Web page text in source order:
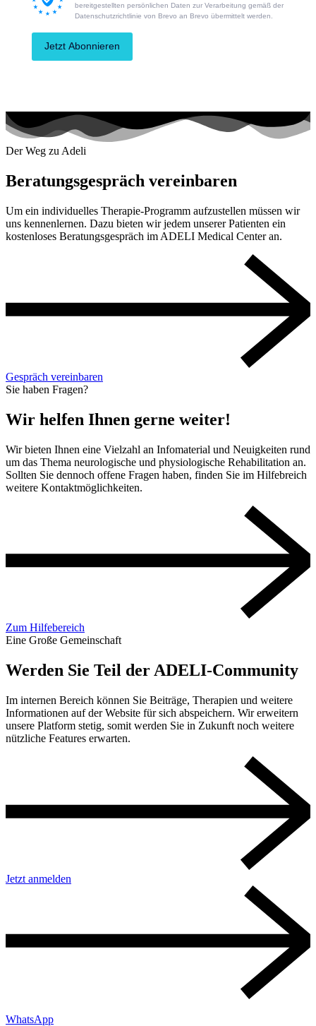
bereitgestellten persönlichen Daten zur Verarbeitung gemäß der
Datenschutzrichtlinie von Brevo an Brevo übermittelt werden.
Jetzt Abonnieren
Der Weg zu Adeli
Beratungsgespräch vereinbaren
Um ein individuelles Therapie-Programm aufzustellen müssen wir
uns kennenlernen. Dazu bieten wir jedem unserer Patienten ein
kostenloses Beratungsgespräch im ADELI Medical Center an.
Gespräch vereinbaren
Sie haben Fragen?
Wir helfen Ihnen gerne weiter!
Wir bieten Ihnen eine Vielzahl an Infomaterial und Neuigkeiten rund
um das Thema neurologische und physiologische Rehabilitation an.
Sollten Sie dennoch offene Fragen haben, finden Sie im Hilfebreich
weitere Kontaktmöglichkeiten.
Zum Hilfebereich
Eine Große Gemeinschaft
Werden Sie Teil der ADELI-Community
Im internen Bereich können Sie Beiträge, Therapien und weitere
Informationen auf der Website für sich abspeichern. Wir erweitern
unsere Platform stetig, somit werden Sie in Zukunft noch weitere
nützliche Features erwarten.
Jetzt anmelden
WhatsApp